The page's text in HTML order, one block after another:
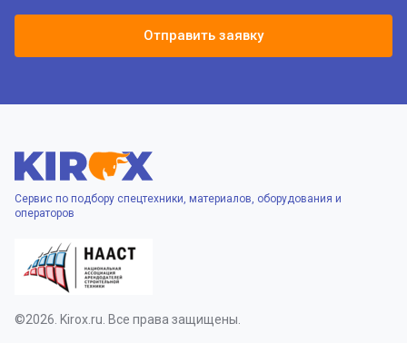
Отправить заявку
Сервис по подбору спецтехники, материалов, оборудования и
операторов
©2026. Kirox.ru. Все права защищены.